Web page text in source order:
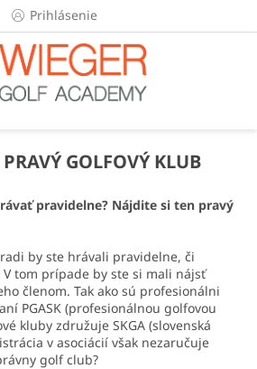
Prihlásenie
GOLFOVÝ KLUB
pravidelne? Nájdite si ten pravý
by ste hrávali pravidelne, či
tom prípade by ste si mali nájsť
členom. Tak ako sú profesionálni
PGASK (profesionálnou golfovou
kluby združuje SKGA (slovenská
v asociácií však nezaručuje
golf club?